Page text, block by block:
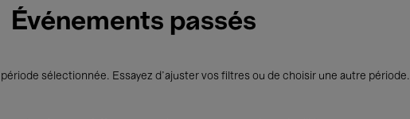
Événements passés
sélectionnée. Essayez d’ajuster vos filtres ou de choisir une autre période.